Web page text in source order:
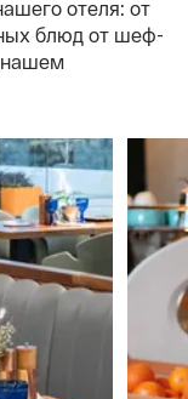
отеля: от
блюд от шеф-
нашем